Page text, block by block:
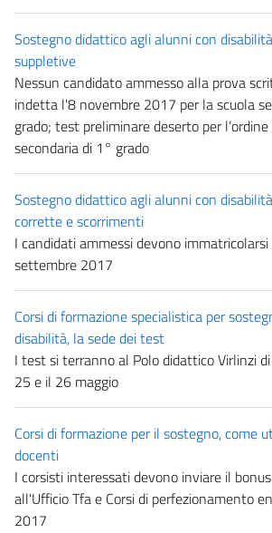
Sostegno didattico agli alunni con
suppletive
Nessun candidato ammesso alla prova
indetta l'8 novembre 2017 per la scuola
grado; test preliminare deserto per
secondaria di 1° grado
Sostegno didattico agli alunni con
corrette e scorrimenti
I candidati ammessi devono
settembre 2017
Corsi di formazione specialistica per
disabilità, la sede dei test
I test si terranno al Polo didattico Virlinzi
25 e il 26 maggio
Corsi di formazione per il sostegno, come
docenti
I corsisti interessati devono inviare il
all'Ufficio Tfa e Corsi di perfezionamento
2017